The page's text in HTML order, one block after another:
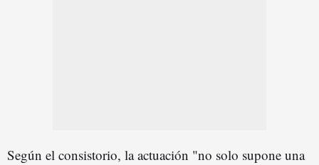
Según el consistorio, la actuación "no solo supone una